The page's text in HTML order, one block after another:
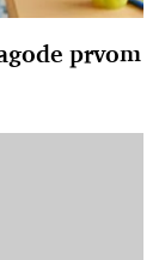
prvom